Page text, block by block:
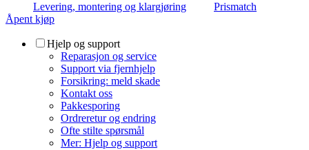
Levering, montering og klargjøring
Prismatch
Åpent kjøp
Hjelp og support
Reparasjon og service
Support via fjernhjelp
Forsikring: meld skade
Kontakt oss
Pakkesporing
Ordreretur og endring
Ofte stilte spørsmål
Mer: Hjelp og support